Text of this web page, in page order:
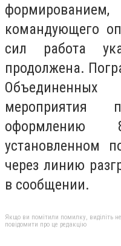
командующего
сил работа
продолжена.
мероприятия
установленном
через линию
в сообщении.
Якщо ви помітили помилку, виділіть
повідомити про це редакцію